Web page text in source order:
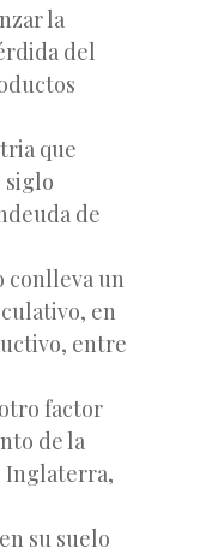
la
del
que
siglo
de
conlleva un
en
entre
factor
de la
Inglaterra,
su suelo